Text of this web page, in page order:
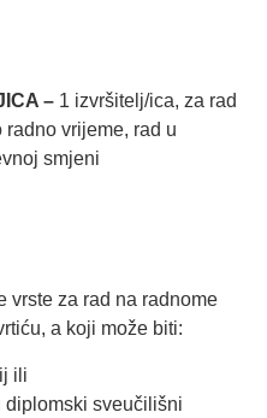
– 1 izvršitelj/ica, za rad
vrijeme, rad u
smjeni
vrste za rad na radnome
a koji može biti:
ili
diplomski sveučilišni